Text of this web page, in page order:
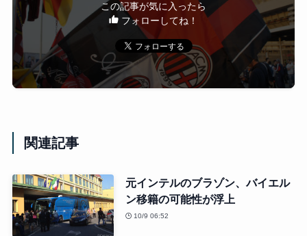
この記事が気に入ったら
フォローしてね！
関連記事
元インテルのブラゾン、バイエル
ン移籍の可能性が浮上
10/9 06:52